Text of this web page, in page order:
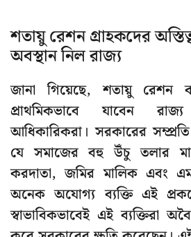
শতায়ু রেশন গ্রাহকদের
অবস্থান নিল রাজ্য
জানা গিয়েছে, শতায়ু রেশন
প্রাথমিকভাবে যাবেন
আধিকারিকরা। সরকারের
যে সমাজের বহু উঁচু তলার
করদাতা, জমির মালিক এবং
অনেক অযোগ্য ব্যক্তি এই
স্বাভাবিকভাবেই এই ব্যক্তিরা